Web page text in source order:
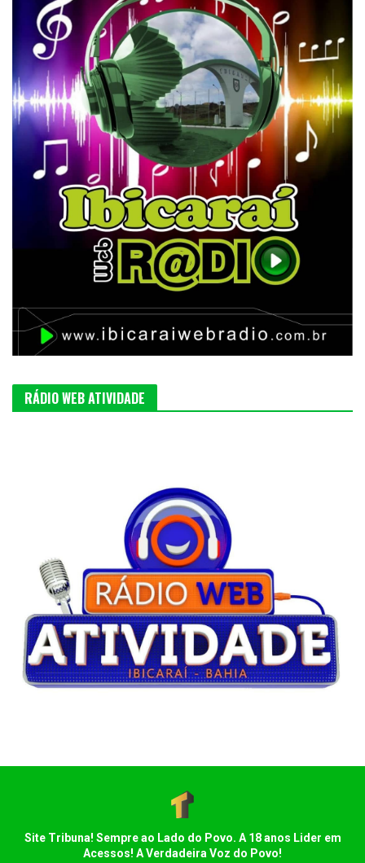
RÁDIO WEB ATIVIDADE
Site Tribuna! Sempre ao Lado do Povo. A 18 anos Lider em
Acessos! A Verdadeira Voz do Povo!